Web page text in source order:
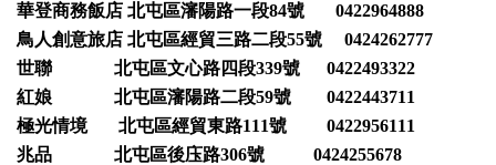
華登商務飯店 北屯區瀋陽路一段84號 0422964888
鳥人創意旅店 北屯區經貿三路二段55號 0424262777
世聯 北屯區文心路四段339號 0422493322
紅娘 北屯區瀋陽路二段59號 0422443711
極光情境 北屯區經貿東路111號 0422956111
兆品 北屯區後庒路306號 0424255678